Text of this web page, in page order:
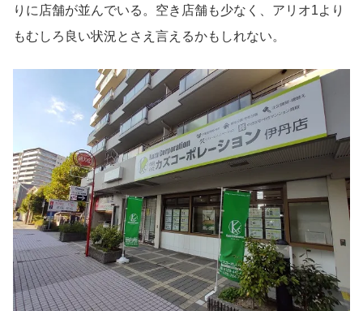
りに店舗が並んでいる。空き店舗も少なく、アリオ1より
もむしろ良い状況とさえ言えるかもしれない。